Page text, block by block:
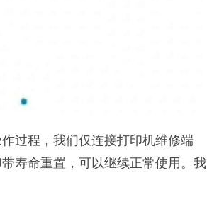
过程，我们仅连接打印机维修端
寿命重置，可以继续正常使用。我